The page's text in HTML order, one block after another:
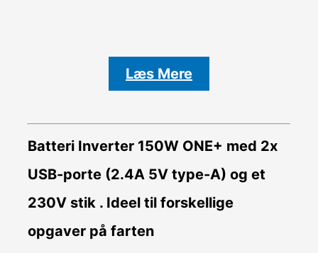
Læs Mere
Batteri Inverter150W ONE+ med 2x
USB-porte (2.4A 5V type-A) og et
230V stik . Ideel til forskellige
opgaver på farten